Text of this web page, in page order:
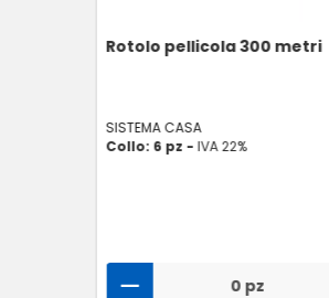
Rotolo pellicola 300 metri
SISTEMA CASA
Collo: 6 pz - IVA 22%
0 pz